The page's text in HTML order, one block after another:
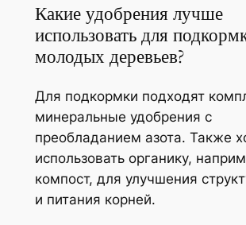
Какие удобрения лучше
использовать для
молодых деревьев?
Для подкормки подходят
минеральные удобрения с
преобладанием азота. Также
использовать органику,
компост, для улучшения
и питания корней.